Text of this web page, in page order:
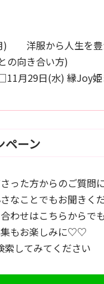
) 洋服から人生を豊
の向き合い方)
月29日(水) 縁Joy姫
ペーン
った方からのご質問
なことでもお聞きく
わせはこちらからで
集もお楽しみに♡♡
索してみてください